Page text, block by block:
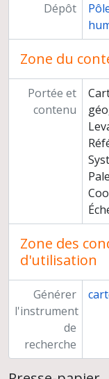
Dépôt
Zone du
Portée et
contenu
Zone des
d'utilisation
Générer
l'instrument
de
recherche